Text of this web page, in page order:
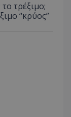
τρέξιμο;
“κρύος”